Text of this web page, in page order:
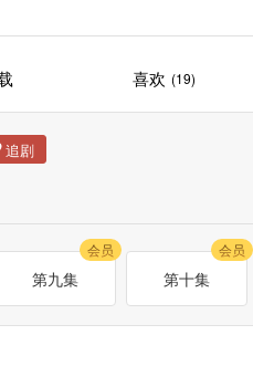
喜欢 (19)
第九集
会员
第十集
会员